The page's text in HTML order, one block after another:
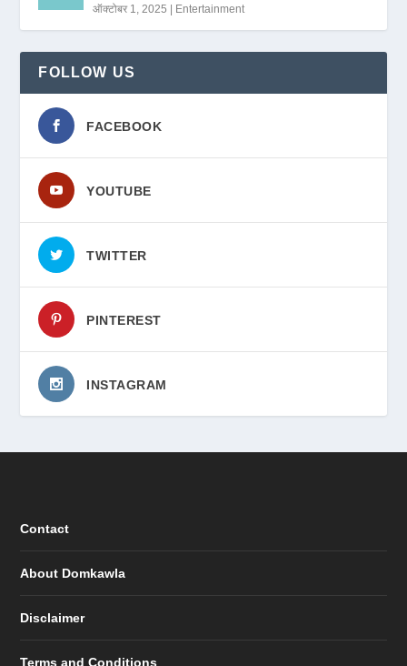
ऑक्टोबर 1, 2025 | Entertainment
FOLLOW US
FACEBOOK
YOUTUBE
TWITTER
PINTEREST
INSTAGRAM
Contact
About Domkawla
Disclaimer
Terms and Conditions